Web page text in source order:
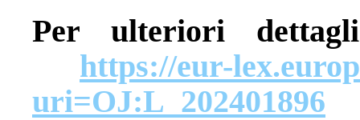
Per ulteriori
https://eur-
uri=OJ:L_202401896